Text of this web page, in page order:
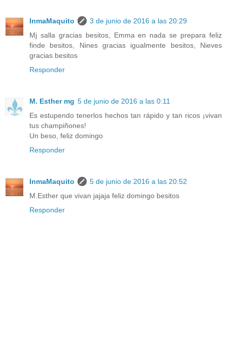
InmaMaquito
3 de junio de 2016 a las 20:29
Mj salla gracias besitos, Emma en nada se prepara feliz
finde besitos, Nines gracias igualmente besitos, Nieves
gracias besitos
Responder
M. Esther mg 5 de junio de 2016 a las 0:11
Es estupendo tenerlos hechos tan rápido y tan ricos ¡vivan
tus champiñones!
Un beso, feliz domingo
Responder
InmaMaquito
5 de junio de 2016 a las 20:52
M.Esther que vivan jajaja feliz domingo besitos
Responder